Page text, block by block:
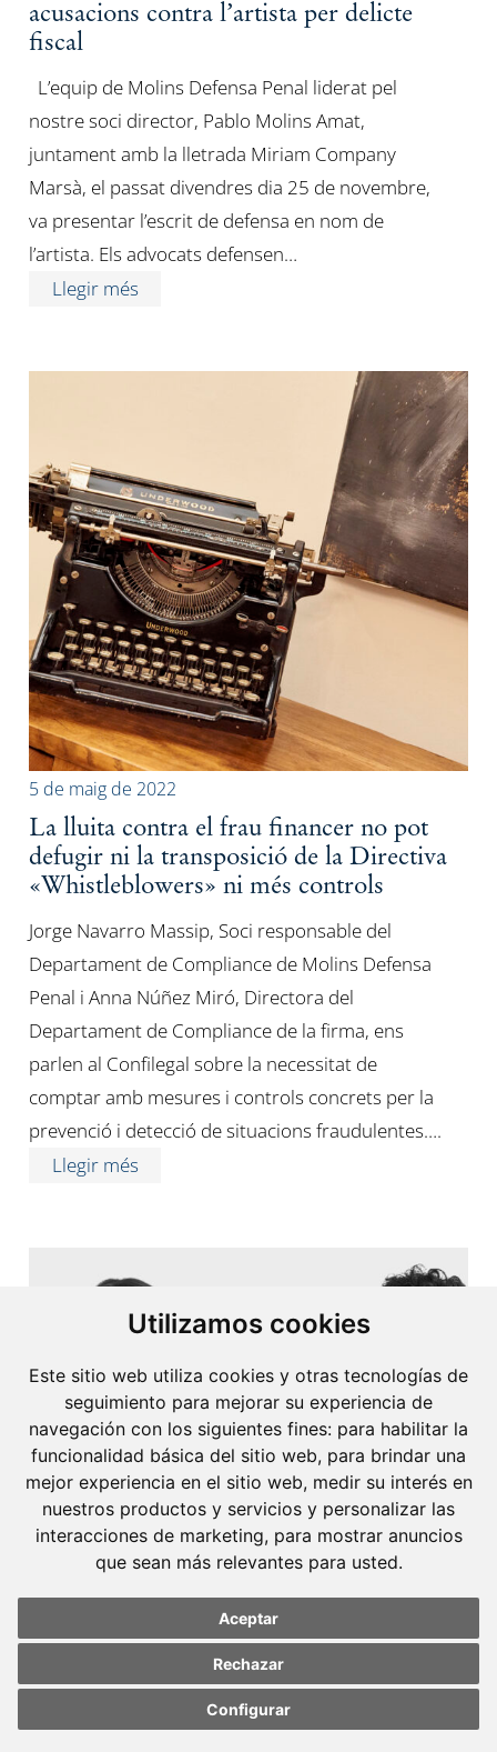
Utilizamos cookies
Este sitio web utiliza cookies y otras tecnologías de
seguimiento para mejorar su experiencia de
navegación con los siguientes fines: para habilitar la
funcionalidad básica del sitio web, para brindar una
mejor experiencia en el sitio web, medir su interés en
nuestros productos y servicios y personalizar las
interacciones de marketing, para mostrar anuncios
que sean más relevantes para usted.
Aceptar
Rechazar
Configurar
preferences
preferences
acusacions contra l’artista per delicte
fiscal
L’equip de Molins Defensa Penal liderat pel
nostre soci director, Pablo Molins Amat,
juntament amb la lletrada Miriam Company
Marsà, el passat divendres dia 25 de novembre,
va presentar l’escrit de defensa en nom de
l’artista. Els advocats defensen…
Llegir més
5 de maig de 2022
La lluita contra el frau financer no pot
defugir ni la transposició de la Directiva
«Whistleblowers» ni més controls
Jorge Navarro Massip, Soci responsable del
Departament de Compliance de Molins Defensa
Penal i Anna Núñez Miró, Directora del
Departament de Compliance de la firma, ens
parlen al Confilegal sobre la necessitat de
comptar amb mesures i controls concrets per la
prevenció i detecció de situacions fraudulentes….
Llegir més
Maria Riera Roig i Pere Joan Perete
Horrach Premi Memorial Pedro Martín